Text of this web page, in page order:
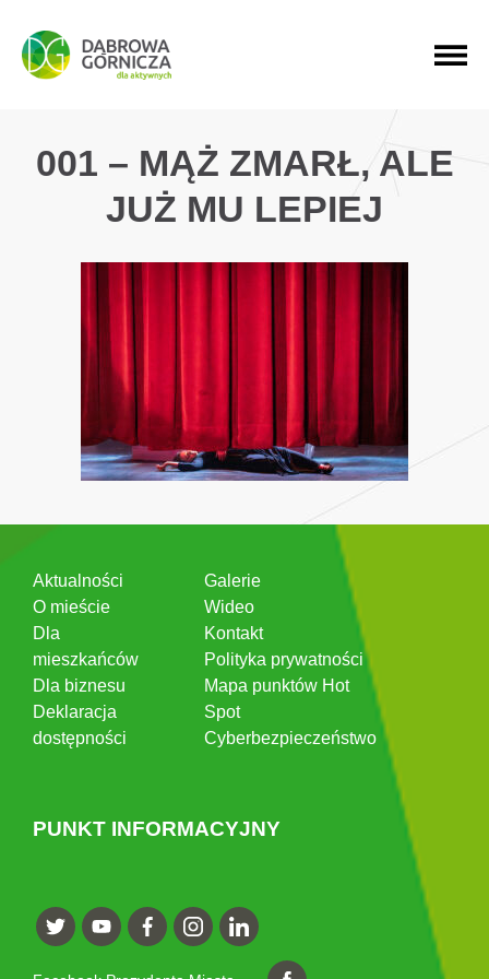
PRZEJDŹ DO MENU GŁÓWNEGO
PRZEJDŹ DO WYSZUKIWARKI
PRZEJDŹ DO TREŚCI
001 – MĄŻ ZMARŁ, ALE
JUŻ MU LEPIEJ
Aktualności
O mieście
Dla
mieszkańców
Dla biznesu
Deklaracja
dostępności
Galerie
Wideo
Kontakt
Polityka prywatności
Mapa punktów Hot
Spot
Cyberbezpieczeństwo
PUNKT INFORMACYJNY